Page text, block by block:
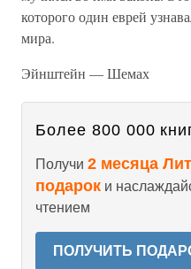
которого один еврей
мира.
Эйнштейн — Шемах
Более 800 000
Получи 2 месяца
подарок и
чтением
ПОЛУЧИТЬ